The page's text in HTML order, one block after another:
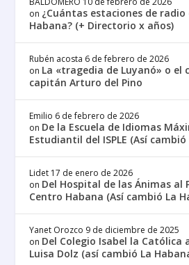
on ¿Cuántas estaciones de
Habana? (+ Directorio x años)
Rubén acosta 6 de febrero de 2026
on La «tragedia de Luyanó» o el
capitán Arturo del Pino
Emilio 6 de febrero de 2026
on De la Escuela de Idiomas
Estudiantil del ISPLE (Así
Lidet 17 de enero de 2026
on Del Hospital de las Ánimas al
Centro Habana (Así cambió La
Yanet Orozco 9 de diciembre de 2025
on Del Colegio Isabel la Católica
Luisa Dolz (así cambió La